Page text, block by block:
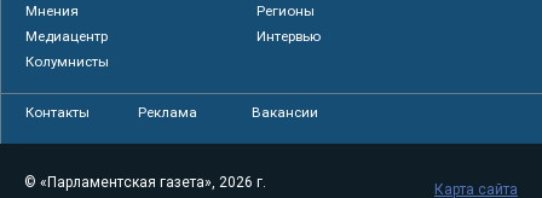
Мнения
Регионы
Медиацентр
Интервью
Колумнисты
Контакты Реклама Вакансии
© «Парламентская газета», 2026 г.
Карта сайта